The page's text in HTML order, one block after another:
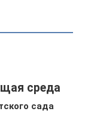
среда
сада